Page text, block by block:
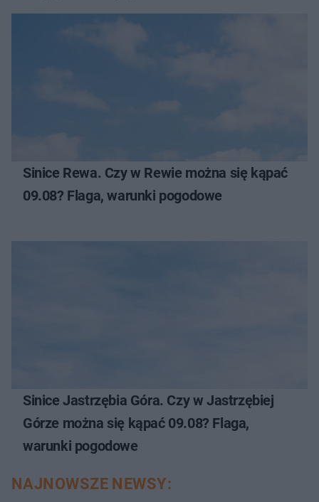
Sinice Rewa. Czy w Rewie można się kąpać
09.08? Flaga, warunki pogodowe
Sinice Jastrzębia Góra. Czy w Jastrzębiej
Górze można się kąpać 09.08? Flaga,
warunki pogodowe
NAJNOWSZE NEWSY: